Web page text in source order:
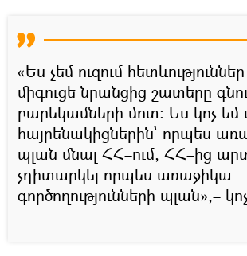
«Ես չեմ ուզում
միգուցե նրանցից շատերը
բարեկամների մոտ։ Ես կոչ եմ
հայրենակիցներին` որպես
պլան մնալ ՀՀ–ում, ՀՀ–ից
չդիտարկել որպես առաջիկա
գործողությունների պլան»,–